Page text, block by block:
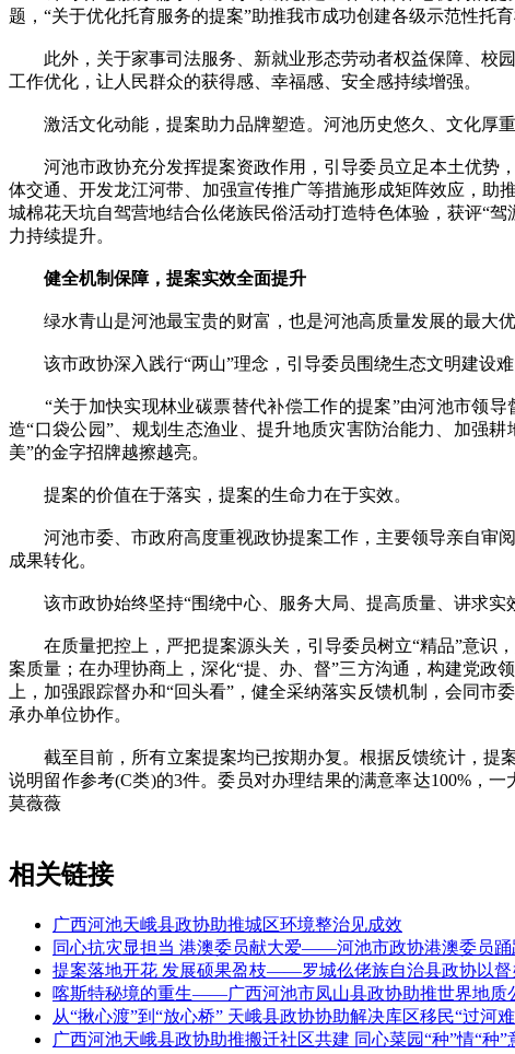
题，“关于优化托育服务的提案”助推我市成功创建各级示范性托
此外，关于家事司法服务、新就业形态劳动者权益保障、校园
工作优化，让人民群众的获得感、幸福感、安全感持续增强。
激活文化动能，提案助力品牌塑造。河池历史悠久、文化厚重
河池市政协充分发挥提案资政作用，引导委员立足本土优势，
体交通、开发龙江河带、加强宣传推广等措施形成矩阵效应，助
城棉花天坑自驾营地结合仫佬族民俗活动打造特色体验，获评“
力持续提升。
健全机制保障，提案实效全面提升
绿水青山是河池最宝贵的财富，也是河池高质量发展的最大优
该市政协深入践行“两山”理念，引导委员围绕生态文明建设难
“关于加快实现林业碳票替代补偿工作的提案”由河池市领导
造“口袋公园”、规划生态渔业、提升地质灾害防治能力、加强
美”的金字招牌越擦越亮。
提案的价值在于落实，提案的生命力在于实效。
河池市委、市政府高度重视政协提案工作，主要领导亲自审阅
成果转化。
该市政协始终坚持“围绕中心、服务大局、提高质量、讲求实
在质量把控上，严把提案源头关，引导委员树立“精品”意识，
案质量；在办理协商上，深化“提、办、督”三方沟通，构建党政
上，加强跟踪督办和“回头看”，健全采纳落实反馈机制，会同
承办单位协作。
截至目前，所有立案提案均已按期办复。根据反馈统计，提案
说明留作参考(C类)的3件。委员对办理结果的满意率达100%，
莫薇薇
相关链接
广西河池天峨县政协助推城区环境整治见成效
同心抗灾显担当 港澳委员献大爱——河池市政协港澳委员踊
提案落地开花 发展硕果盈枝——罗城仫佬族自治县政协以督
喀斯特秘境的重生——广西河池市凤山县政协助推世界地质
从“揪心渡”到“放心桥” 天峨县政协协助解决库区移民“过河
广西河池天峨县政协助推搬迁社区共建 同心菜园“种”情“种”